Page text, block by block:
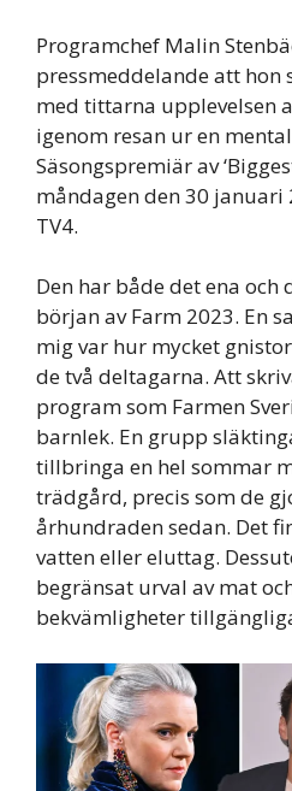
Programchef Malin
pressmeddelande att hon
med tittarna upplevelsen
igenom resan ur en
Säsongspremiär av
måndagen den 30 januari
TV4.
Den har både det ena
början av Farm 2023. En
mig var hur mycket
de två deltagarna. Att
program som Farmen
barnlek. En grupp
tillbringa en hel sommar
trädgård, precis som de
århundraden sedan. Det
vatten eller eluttag.
begränsat urval av mat
bekvämligheter